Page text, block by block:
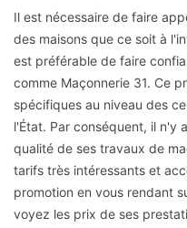
Il est nécessaire de faire
des maisons que ce soit à
est préférable de faire
comme Maçonnerie 31. Ce
spécifiques au niveau des
l'État. Par conséquent, il n'y
qualité de ses travaux de
tarifs très intéressants et
promotion en vous rendant
voyez les prix de ses